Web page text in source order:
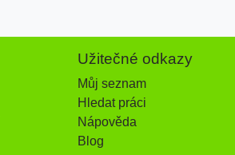
Užitečné odkazy
Můj seznam
Hledat práci
Nápověda
Blog